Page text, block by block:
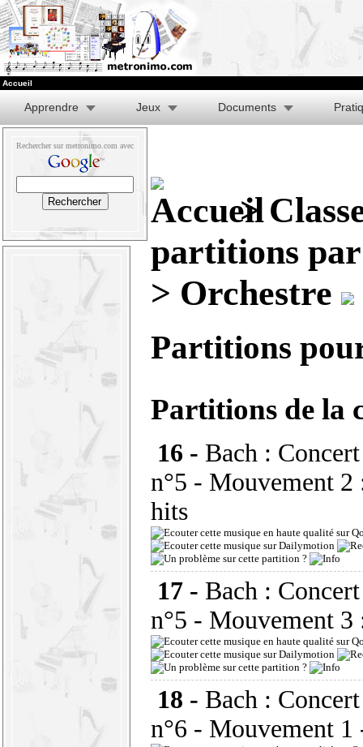
Accueil
Apprendre Jeux Documents
Rechercher sur metronimo.com avec
>
partitions
> Orchestre
Partitions
Partitions de la
16 - Bach :
n°5 - Mouvement
hits
17 - Bach :
n°5 - Mouvement
18 - Bach :
n°6 - Mouvement 1